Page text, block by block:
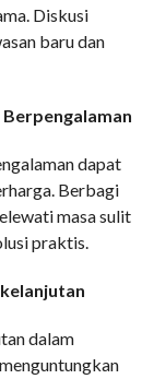
Diskusi
baru dan
dapat
Berbagi
masa sulit
praktis.
dalam